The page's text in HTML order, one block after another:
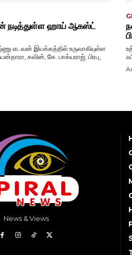
நடித்துள்ள ஹாய் ஆகஸ்ட்
எடவன் இயக்கத்தில் உருவாகியுள்ள
கவின், கே. பாக்யராஜ், பிரபு,
News & Views